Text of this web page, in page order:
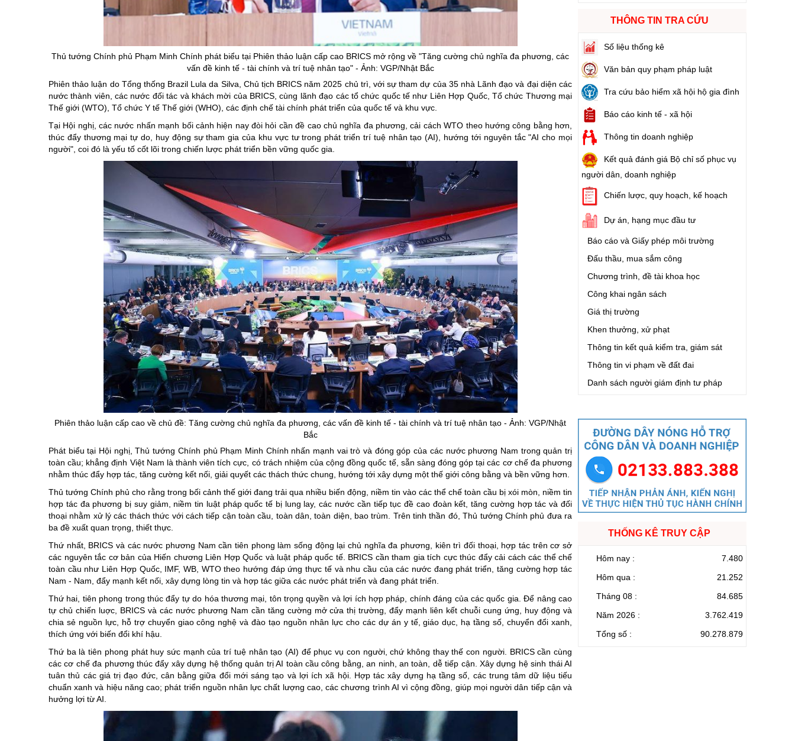
Chuyên đề tổng hợp Giảm nghèo bền vững
Bầu cử đại biểu Quốc hội khóa XVI và đại biểu Hội đồng nhân dân các cấp nhiệm kỳ 2026 - 2031
Đại hội Đảng các cấp
Gia đình hạnh phúc bền vững
An toàn thông tin
Thông tin biên giới
Người Việt Nam ưu tiên dùng hàng Việt Nam
Phóng sự ảnh
Chuyên mục khác
Thủ tướng Chính phủ Phạm Minh Chính phát biểu tại Phiên thảo luận cấp cao BRICS mở rộng về "Tăng cường chủ nghĩa đa phương, các
vấn đề kinh tế - tài chính và trí tuệ nhân tạo" - Ảnh: VGP/Nhật Bắc
Phiên thảo luận do Tổng thống Brazil Lula da Silva, Chủ tịch BRICS năm 2025 chủ trì, với sự tham dự của 35 nhà Lãnh đạo và đại diện các
nước thành viên, các nước đối tác và khách mời của BRICS, cùng lãnh đạo các tổ chức quốc tế như Liên Hợp Quốc, Tổ chức Thương mại
Thế giới (WTO), Tổ chức Y tế Thế giới (WHO), các định chế tài chính phát triển của quốc tế và khu vực.
Tại Hội nghị, các nước nhấn mạnh bối cảnh hiện nay đòi hỏi cần đề cao chủ nghĩa đa phương, cải cách WTO theo hướng công bằng hơn,
thúc đẩy thương mại tự do, huy động sự tham gia của khu vực tư trong phát triển trí tuệ nhân tạo (AI), hướng tới nguyên tắc "AI cho mọi
người", coi đó là yếu tố cốt lõi trong chiến lược phát triển bền vững quốc gia.
Phiên thảo luận cấp cao về chủ đề: Tăng cường chủ nghĩa đa phương, các vấn đề kinh tế - tài chính và trí tuệ nhân tạo - Ảnh: VGP/Nhật
Bắc
Phát biểu tại Hội nghị, Thủ tướng Chính phủ Phạm Minh Chính nhấn mạnh vai trò và đóng góp của các nước phương Nam trong quản trị
toàn cầu; khẳng định Việt Nam là thành viên tích cực, có trách nhiệm của cộng đồng quốc tế, sẵn sàng đóng góp tại các cơ chế đa phương
nhằm thúc đẩy hợp tác, tăng cường kết nối, giải quyết các thách thức chung, hướng tới xây dựng một thế giới công bằng và bền vững hơn.
Thủ tướng Chính phủ cho rằng trong bối cảnh thế giới đang trải qua nhiều biến động, niềm tin vào các thể chế toàn cầu bị xói mòn, niềm tin
hợp tác đa phương bị suy giảm, niềm tin luật pháp quốc tế bị lung lay, các nước cần tiếp tục đề cao đoàn kết, tăng cường hợp tác và đối
thoại nhằm xử lý các thách thức với cách tiếp cận toàn cầu, toàn dân, toàn diện, bao trùm. Trên tinh thần đó, Thủ tướng Chính phủ đưa ra
ba đề xuất quan trọng, thiết thực.
Thứ nhất, BRICS và các nước phương Nam cần tiên phong làm sống động lại chủ nghĩa đa phương, kiên trì đối thoại, hợp tác trên cơ sở
các nguyên tắc cơ bản của Hiến chương Liên Hợp Quốc và luật pháp quốc tế. BRICS cần tham gia tích cực thúc đẩy cải cách các thể chế
toàn cầu như Liên Hợp Quốc, IMF, WB, WTO theo hướng đáp ứng thực tế và nhu cầu của các nước đang phát triển, tăng cường hợp tác
Nam - Nam, đẩy mạnh kết nối, xây dựng lòng tin và hợp tác giữa các nước phát triển và đang phát triển.
Thứ hai, tiên phong trong thúc đẩy tự do hóa thương mại, tôn trọng quyền và lợi ích hợp pháp, chính đáng của các quốc gia. Để nâng cao
tự chủ chiến luợc, BRICS và các nước phương Nam cần tăng cường mở cửa thị trường, đẩy mạnh liên kết chuỗi cung ứng, huy động và
chia sẻ nguồn lực, hỗ trợ chuyển giao công nghệ và đào tạo nguồn nhân lực cho các dự án y tế, giáo dục, hạ tầng số, chuyển đổi xanh,
thích ứng với biến đổi khí hậu.
Thứ ba là tiên phong phát huy sức mạnh của trí tuệ nhân tạo (AI) để phục vụ con người, chứ không thay thế con người. BRICS cần cùng
các cơ chế đa phương thúc đẩy xây dựng hệ thống quản trị AI toàn cầu công bằng, an ninh, an toàn, dễ tiếp cận. Xây dựng hệ sinh thái AI
tuân thủ các giá trị đạo đức, cân bằng giữa đổi mới sáng tạo và lợi ích xã hội. Hợp tác xây dựng hạ tầng số, các trung tâm dữ liệu tiếu
chuẩn xanh và hiệu năng cao; phát triển nguồn nhân lực chất lượng cao, các chương trình AI vì cộng đồng, giúp mọi người dân tiếp cận và
hưởng lợi từ AI.
THÔNG TIN TRA CỨU
Số liệu thống kê
Văn bản quy phạm pháp luật
Tra cứu bảo hiểm xã hội hộ gia đình
Báo cáo kinh tế - xã hội
Thông tin doanh nghiệp
Kết quả đánh giá Bộ chỉ số phục vụ
người dân, doanh nghiệp
Chiến lược, quy hoạch, kế hoạch
Dự án, hạng mục đầu tư
Báo cáo và Giấy phép môi trường
Đấu thầu, mua sắm công
Chương trình, đề tài khoa học
Công khai ngân sách
Giá thị trường
Khen thưởng, xử phạt
Thông tin kết quả kiểm tra, giám sát
Thông tin vi phạm về đất đai
Danh sách người giám định tư pháp
THỐNG KÊ TRUY CẬP
Hôm nay :
7.480
Hôm qua :
21.252
Tháng 08 :
84.685
Năm 2026 :
3.762.419
Tổng số :
90.278.879